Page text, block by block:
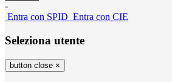
-
Entra con SPID Entra con CIE
Seleziona utente
button close ×